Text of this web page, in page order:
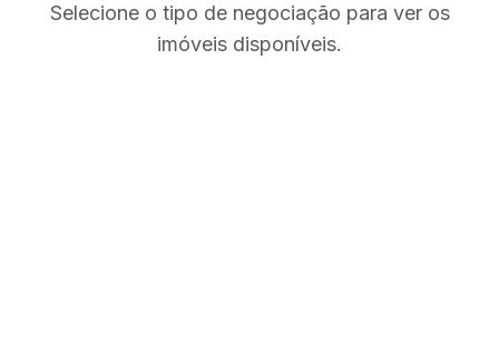
Selecione o tipo de negociação para ver os
imóveis disponíveis.